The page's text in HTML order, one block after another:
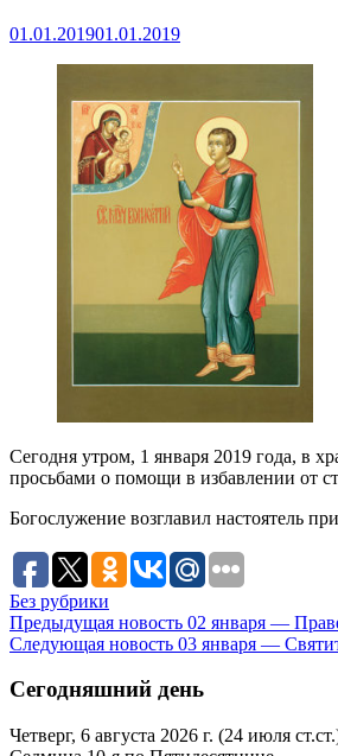
01.01.201901.01.2019
Сегодня утром, 1 января 2019 года, в
просьбами о помощи в избавлении от
Богослужение возглавил настоятель
Без рубрики
Предыдущая новость 02 января —
Следующая новость 03 января —
Сегодняшний день
Четверг, 6 августа 2026 г. (24 июля